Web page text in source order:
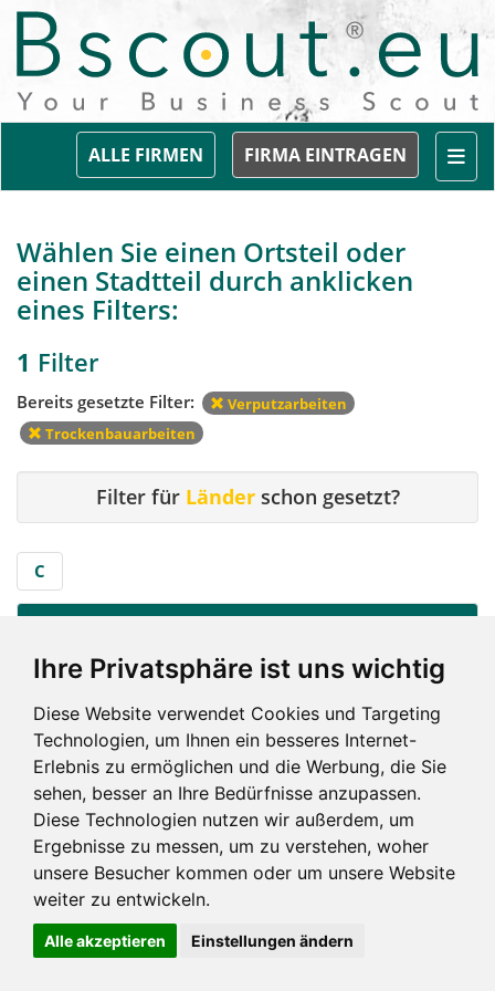
Ihre Privatsphäre ist uns wichtig
Diese Website verwendet Cookies und Targeting
Technologien, um Ihnen ein besseres Internet-
Erlebnis zu ermöglichen und die Werbung, die Sie
sehen, besser an Ihre Bedürfnisse anzupassen.
Diese Technologien nutzen wir außerdem, um
Ergebnisse zu messen, um zu verstehen, woher
unsere Besucher kommen oder um unsere Website
weiter zu entwickeln.
Alle akzeptieren Einstellungen ändern
FIRMA EINTRAGEN
ALLE FIRMEN
Wählen Sie einen Ortsteil oder
einen Stadtteil durch anklicken
eines Filters:
1 Filter
Bereits gesetzte Filter:
Verputzarbeiten
Trockenbauarbeiten
Filter für Länderschon gesetzt?
C
City (Neunkirchen)
C
Impressum und mehr